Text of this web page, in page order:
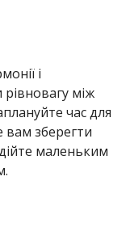
і
рівновагу між
час для
вам зберегти
маленьким